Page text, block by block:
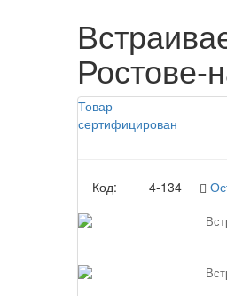
Ростове-
Товар
сертифицирован
Код: 4-134